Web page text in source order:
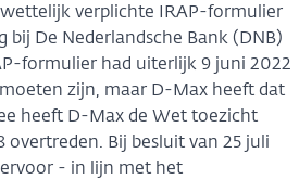
verplichte IRAP-formulier
bij De Nederlandsche Bank (DNB)
formulier had uiterlijk 9 juni 2022
zijn, maar D-Max heeft dat
heeft D-Max de Wet toezicht
overtreden. Bij besluit van 25 juli
- in lijn met het